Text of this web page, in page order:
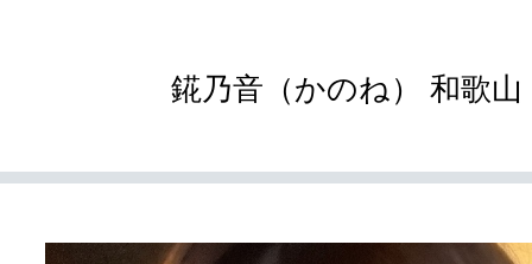
錵乃音（かのね） 和歌山